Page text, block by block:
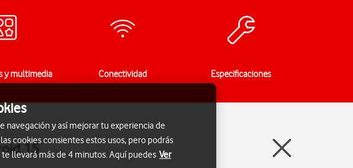
y multimedia Conectividad Especificaciones
15
navegación y así mejorar tu experiencia de
cookies consientes estos usos, pero podrás
llevará más de 4 minutos. Aquí puedes Ver